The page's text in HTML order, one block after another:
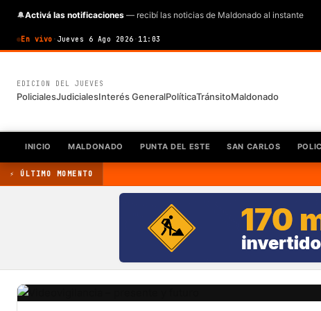
🔔Activá las notificaciones — recibí las noticias de Maldonado al instante
En vivo · Jueves 6 Ago 2026 · 11:03
EDICION DEL JUEVES
PolicialesJudicialesInterés GeneralPolíticaTránsitoMaldonado
INICIO MALDONADO PUNTA DEL ESTE SAN CARLOS
⚡ ÚLTIMO MOMENTO